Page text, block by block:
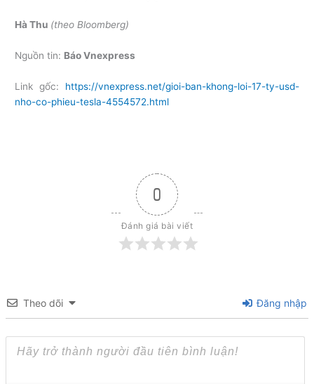
Hà Thu (theo Bloomberg)
Nguồn tin: Báo Vnexpress
Link gốc: https://vnexpress.net/gioi-ban-khong-loi-17-ty-usd-
nho-co-phieu-tesla-4554572.html
0
Đánh giá bài viết
Theo dõi Đăng nhập